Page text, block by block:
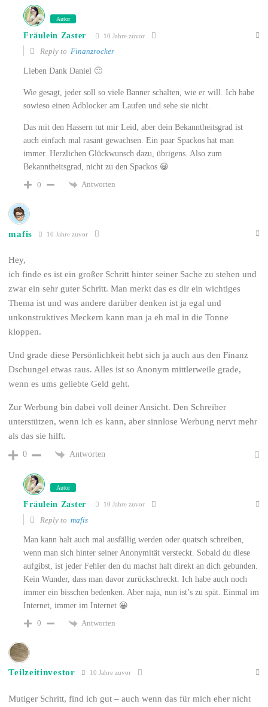
Autor
Fräulein Zaster 10 Jahre zuvor
Reply toFinanzrocker
Lieben Dank Daniel 🙂
Wie gesagt, jeder soll so viele Banner schalten, wie er will. Ich habe
sowieso einen Adblocker am Laufen und sehe sie nicht.
Das mit den Hassern tut mir Leid, aber dein Bekanntheitsgrad ist
auch einfach mal rasant gewachsen. Ein paar Spackos hat man
immer. Herzlichen Glückwunsch dazu, übrigens. Also zum
Bekanntheitsgrad, nicht zu den Spackos 😀
0
Antworten
mafis 10 Jahre zuvor
Hey,
ich finde es ist ein großer Schritt hinter seiner Sache zu stehen und
zwar ein sehr guter Schritt. Man merkt das es dir ein wichtiges
Thema ist und was andere darüber denken ist ja egal und
unkonstruktives Meckern kann man ja eh mal in die Tonne
kloppen.
Und grade diese Persönlichkeit hebt sich ja auch aus den Finanz
Dschungel etwas raus. Alles ist so Anonym mittlerweile grade,
wenn es ums geliebte Geld geht.
Zur Werbung bin dabei voll deiner Ansicht. Den Schreiber
unterstützen, wenn ich es kann, aber sinnlose Werbung nervt mehr
als das sie hilft.
0 Antworten
Autor
Fräulein Zaster 10 Jahre zuvor
Reply tomafis
Man kann halt auch mal ausfällig werden oder quatsch schreiben,
wenn man sich hinter seiner Anonymität versteckt. Sobald du diese
aufgibst, ist jeder Fehler den du machst halt direkt an dich gebunden.
Kein Wunder, dass man davor zurückschreckt. Ich habe auch noch
immer ein bisschen bedenken. Aber naja, nun ist’s zu spät. Einmal im
Internet, immer im Internet 😀
0
Antworten
Teilzeitinvestor 10 Jahre zuvor
Mutiger Schritt, find ich gut – auch wenn das für mich eher nicht